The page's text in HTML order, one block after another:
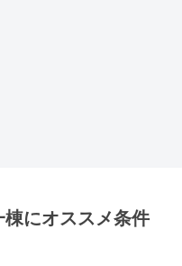
棟にオススメ条件